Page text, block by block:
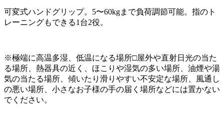
可変式ハンドグリップ。5〜60kgまで負荷調節可能。指のト
レーニングもできる1台2役。
※極端に高温多湿、低温になる場所□屋外や直射日光の当た
る場所、熱器具の近く、ほこりや湿気の多い場所、油煙や湯
気の当たる場所、傾いたり滑りやすい不安定な場所、風通し
の悪い場所、小さなお子様の手の届く場所などには置かない
でください。